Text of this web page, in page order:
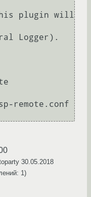
plugin will
Logger).
remote.conf
30.05.2018
1)